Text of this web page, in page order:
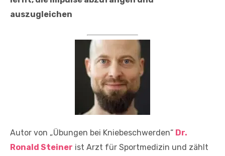
auszugleichen
Autor von „Übungen bei Kniebeschwerden“ Dr.
Ronald Steiner ist Arzt für Sportmedizin und zählt